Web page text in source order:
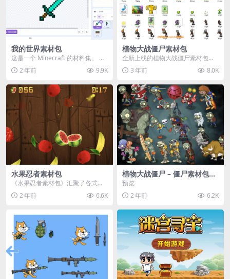
我的世界素材包
这是一个 Minecraft 的材料集。 操
作方法如下： 工具 → 右箭头 怪物...
2 年前 9.9K
植物大战僵尸素材包
全新上线的植物大战僵尸素材包，
内含48个精选资源，涵盖角色、场
景、音效等多样内容...
3 年前 8.0K
水果忍者素材包
《水果忍者素材包》汇聚了各式鲜
美诱人的水果图像与清脆悦耳的切
割音效，专为追求极致...
2 年前 6.6K
植物大战僵尸 – 僵尸素材包
【可预览】
预览
2 年前
6.2K